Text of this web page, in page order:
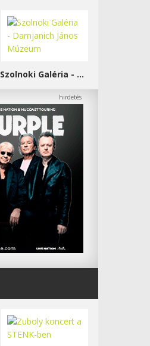
Szolnoki Galéria - Damjanich János Múzeum